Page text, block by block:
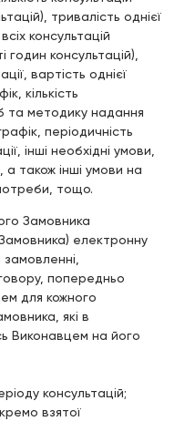
тривалість однієї
консультацій
годин консультацій),
вартість однієї
кількість
та методику надання
періодичність
інші необхідні умови,
також інші умови на
тощо.
Замовника
електронну
попередньо
для кожного
які в
Виконавцем на його
консультацій;
взятої